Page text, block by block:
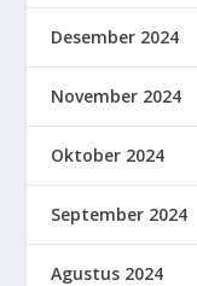
Desember 2024
November 2024
Oktober 2024
September 2024
Agustus 2024